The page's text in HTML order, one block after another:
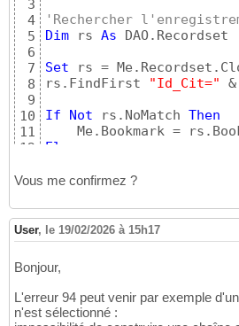
3
4
5
6
7
8
9
10
11
12
14
16
17
18
19
20
21
22
'Rechercher
Dim rs As DAO.Recordset
Set rs =
rs.FindFirst
"Id_Cit=" &
If
Not rs.NoMatch Then
Else
End
If
'Réinitialiser
RechercheCitoyen =
Select Case err.Number
Case 94
Vous me confirmez ?
User, le 19/02/2026 à 15h17
Bonjour,
L'erreur 94 peut venir par exemple
n'est sélectionné :